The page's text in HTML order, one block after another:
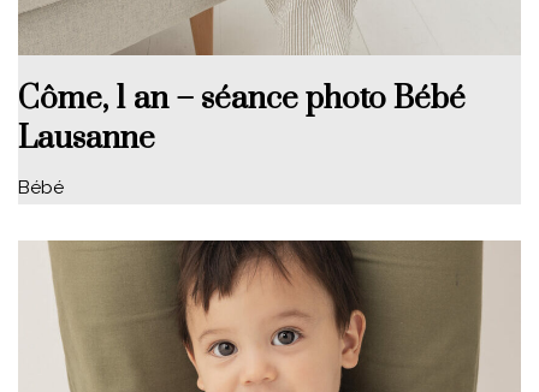
Côme, 1 an – séance photo Bébé
Lausanne
Bébé